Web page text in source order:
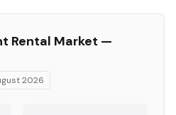
Rental Market —
2026